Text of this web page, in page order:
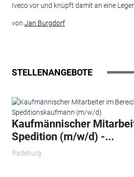
Iveco vor und knüpft damit an eine
von Jan Burgdorf
STELLENANGEBOTE
Kaufmännischer
Spedition (m/w/d) -...
Radeburg